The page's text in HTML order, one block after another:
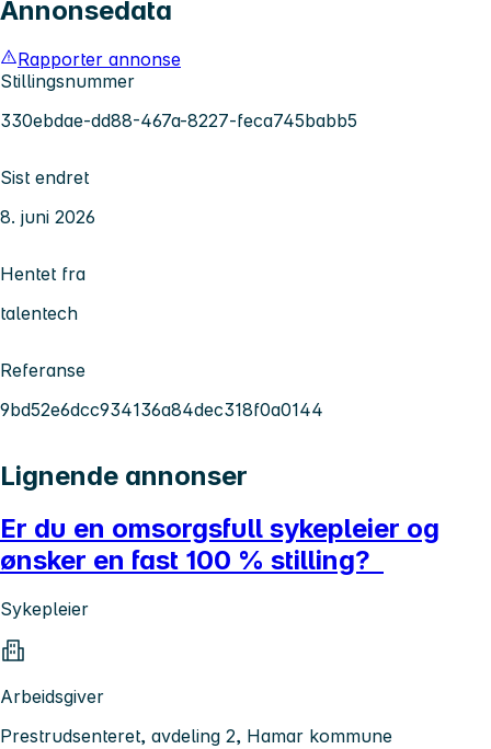
Annonsedata
Rapporter annonse
Stillingsnummer
330ebdae-dd88-467a-8227-feca745babb5
Sist endret
8. juni 2026
Hentet fra
talentech
Referanse
9bd52e6dcc934136a84dec318f0a0144
Lignende annonser
Er du en omsorgsfull sykepleier og
ønsker en fast 100 % stilling?
Sykepleier
Arbeidsgiver
Prestrudsenteret, avdeling 2, Hamar kommune